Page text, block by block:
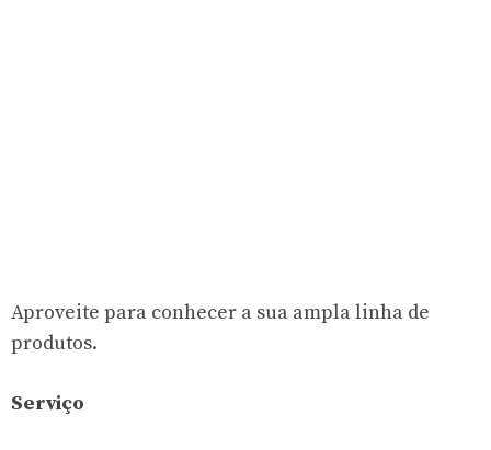
Aproveite para conhecer a sua ampla linha de
produtos.
Serviço